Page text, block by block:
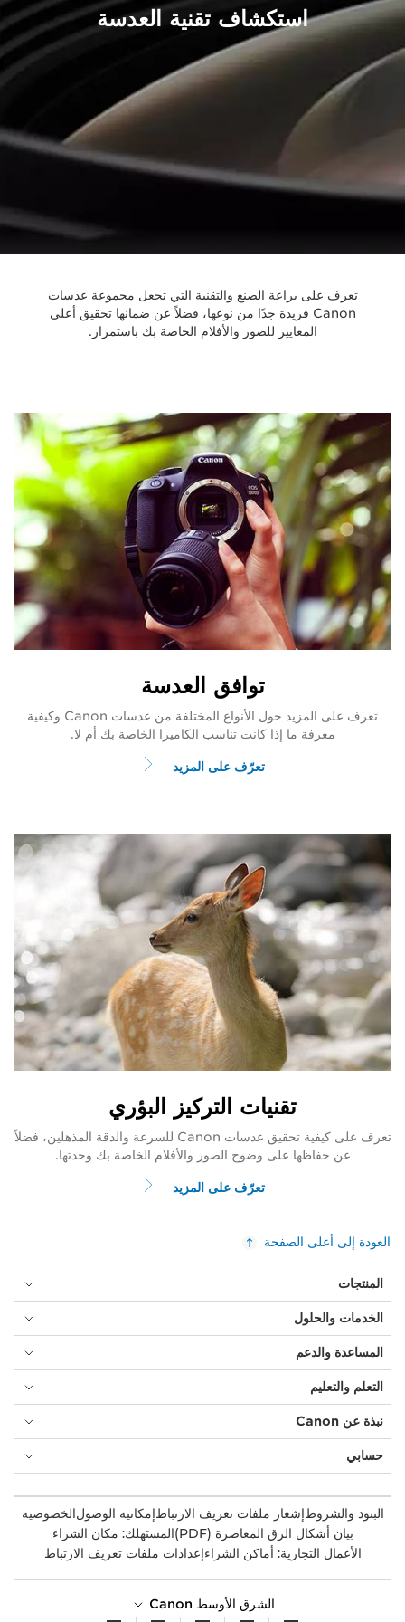
استكشاف تقنية العدسة
تعرف على براعة الصنع والتقنية التي تجعل مجموعة عدسات
Canon فريدة جدًا من نوعها، فضلاً عن ضمانها تحقيق أعلى
المعايير للصور والأفلام الخاصة بك باستمرار.
توافق العدسة
تعرف على المزيد حول الأنواع المختلفة من عدسات Canon وكيفية
معرفة ما إذا كانت تناسب الكاميرا الخاصة بك أم لا.
تعرّف على المزيد
تقنيات التركيز البؤري
تعرف على كيفية تحقيق عدسات Canon للسرعة والدقة المذهلين، فضلاً
عن حفاظها على وضوح الصور والأفلام الخاصة بك وحدتها.
تعرّف على المزيد
العودة إلى أعلى الصفحة
المنتجات
الخدمات والحلول
المساعدة والدعم
التعلم والتعليم
نبذة عن Canon
حسابي
البنود والشروطإشعار ملفات تعريف الارتباطإمكانية الوصولالخصوصية
بيان أشكال الرق المعاصرة (PDF)
المستهلك: مكان الشراء
الأعمال التجارية: أماكن الشراءإعدادات ملفات تعريف الارتباط
الشرق الأوسط Canon